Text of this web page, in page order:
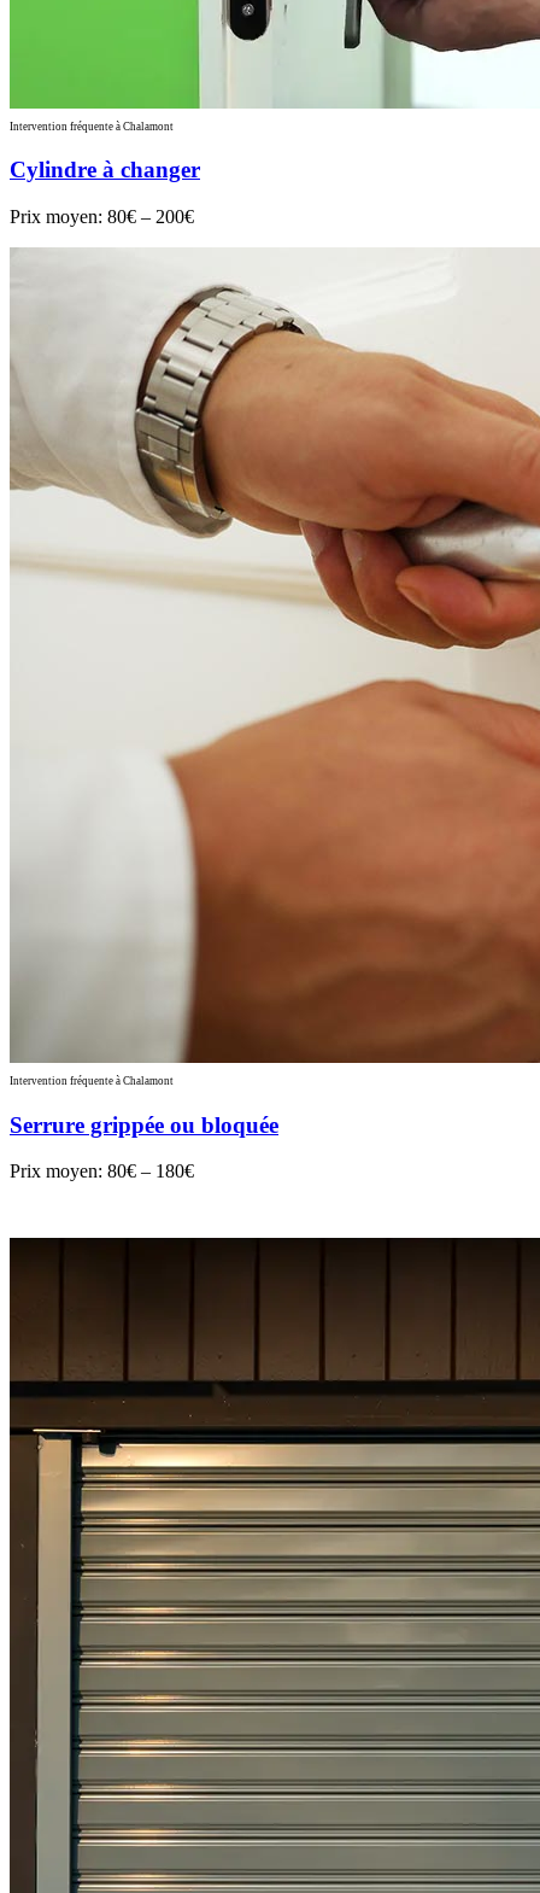
Intervention fréquente à Chalamont
Cylindre à changer
Prix moyen: 80€ – 200€
Intervention fréquente à Chalamont
Serrure grippée ou bloquée
Prix moyen: 80€ – 180€